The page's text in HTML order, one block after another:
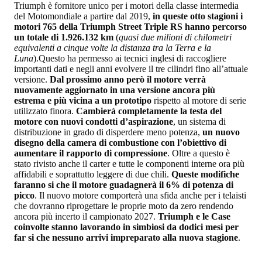
Triumph è fornitore unico per i motori della classe intermedia
del Motomondiale a partire dal 2019, in queste otto stagioni i
motori 765 della Triumph Street Triple RS hanno percorso
un totale di 1.926.132 km (quasi due milioni di chilometri
equivalenti a cinque volte la distanza tra la Terra e la
Luna).Questo ha permesso ai tecnici inglesi di raccogliere
importanti dati e negli anni evolvere il tre cilindri fino all’attuale
versione. Dal prossimo anno però il motore verrà
nuovamente aggiornato in una versione ancora più
estrema e più vicina a un prototipo rispetto al motore di serie
utilizzato finora. Cambierà completamente la testa del
motore con nuovi condotti d’aspirazione, un sistema di
distribuzione in grado di disperdere meno potenza, un nuovo
disegno della camera di combustione con l’obiettivo di
aumentare il rapporto di compressione. Oltre a questo è
stato rivisto anche il carter e tutte le componenti interne ora più
affidabili e soprattutto leggere di due chili. Queste modifiche
faranno si che il motore guadagnerà il 6% di potenza di
picco. Il nuovo motore comporterà una sfida anche per i telaisti
che dovranno riprogettare le proprie moto da zero rendendo
ancora più incerto il campionato 2027. Triumph e le Case
coinvolte stanno lavorando in simbiosi da dodici mesi per
far si che nessuno arrivi impreparato alla nuova stagione.